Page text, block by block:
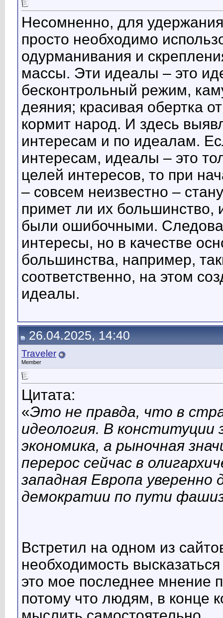
Несомненно, для
просто необходимо
одурманивания и
массы. Эти идеалы – это
бесконтрольный режим,
деяния; красивая обертка
кормит народ. И здесь
интересам и по идеалам.
интересам, идеалы – это
целей интересов, то при
– совсем неизвестно –
примет ли их большинство,
были ошибочными.
интересы, но в качестве
большинства, например,
соответственно, на этом
идеалы.
26.04.2025, 14:40
Traveler
Member
Цитата:
«Это не правда, что в
идеология. В
экономика, а рыночная
перерос сейчас в
западная Европа
демократии по пути
Встретил на одном из
необходимость
это мое последнее мнение
потому что людям, в конце